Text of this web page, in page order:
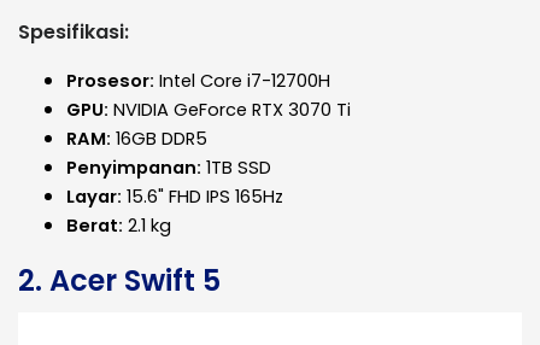
Spesifikasi:
Prosesor: Intel Core i7-12700H
GPU: NVIDIA GeForce RTX 3070 Ti
RAM: 16GB DDR5
Penyimpanan: 1TB SSD
Layar: 15.6" FHD IPS 165Hz
Berat: 2.1 kg
2. Acer Swift 5